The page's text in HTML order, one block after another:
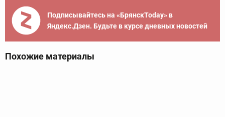
Подписывайтесь на «БрянскToday» в
Яндекс.Дзен. Будьте в курсе дневных новостей
Похожие материалы